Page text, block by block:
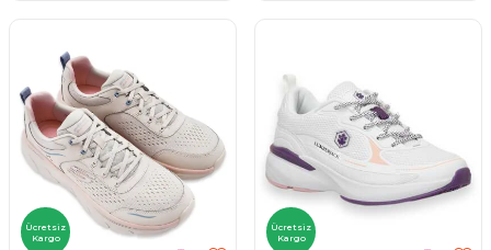
Ücretsiz
Kargo
Ücretsiz
Kargo